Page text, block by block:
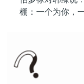
棚：一个为你，